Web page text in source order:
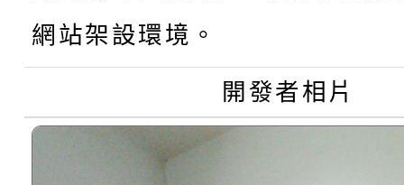
表
敬師藝文競賽』實施計
【甄選結果(第11招)】
學年度第1學期第7次代
結果(第11招)
【甄選結果(第3招)】
學年度第1學期第9次代
結果(第3招)
網站架設環境。
開發者相片